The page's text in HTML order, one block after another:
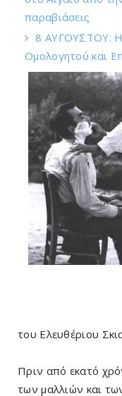
παραβιάσεις
8 ΑΥΓΟΥΣΤΟΥ: Η
Ομολογητού και
του Ελευθέριου
Πριν από εκατό
των μαλλιών και